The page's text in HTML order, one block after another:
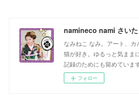
namineco nami さい
なみねこ なみ。アート、
猫が好き。ゆるっと気まま
記録のためにも留めています
フォロー